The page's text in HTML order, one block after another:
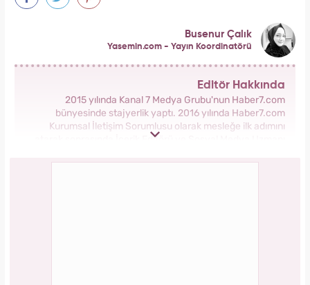
Busenur Çalık
Yasemin.com - Yayın Koordinatörü
Editör Hakkında
2015 yılında Kanal 7 Medya Grubu'nun Haber7.com
bünyesinde stajyerlik yaptı. 2016 yılında Haber7.com
Kurumsal İletişim Sorumlusu olarak mesleğe ilk adımını
atarak sonrasında İçerik Editörü ve Sosyal Medya Uzmanı
Kadın Sitesinde önce Haber Editörü sonrasında Haber Şefi